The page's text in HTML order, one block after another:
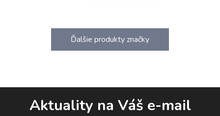
Ďalšie produkty značky
Aktuality na Váš e-mail